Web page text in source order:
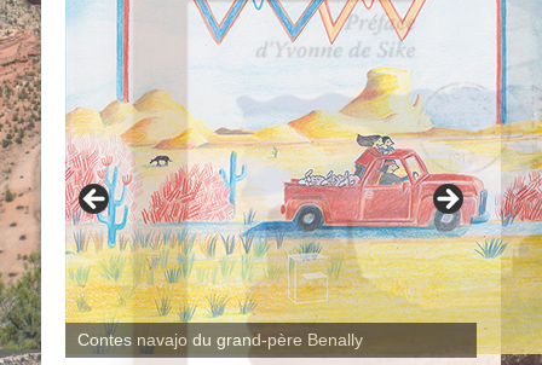
Contes navajo du grand-père Benally